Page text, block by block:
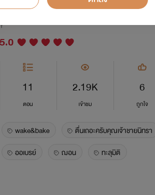
กเขียน:คุณสราญ นักวาด: Nongpanda
5.0
11
ตอน
2.19K
เข้าชม
6
ถูกใจ
wake&bake ตื่นเถอะครับคุณเจ้าชายนิทรา
ออเบรย์
ฌอน ทะลุมิติ